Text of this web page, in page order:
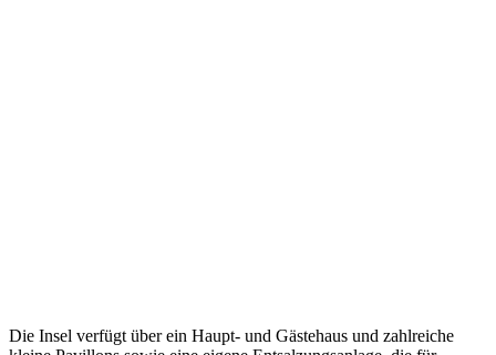
Die Insel verfügt über ein Haupt- und Gästehaus und zahlreiche